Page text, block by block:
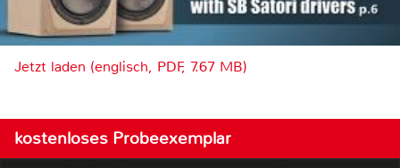
Jetzt laden (englisch, PDF, 7.67 MB)
kostenloses Probeexemplar